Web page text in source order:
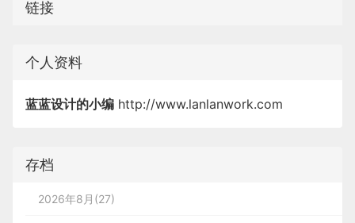
链接
个人资料
蓝蓝设计的小编 http://www.lanlanwork.com
存档
2026年8月(27)